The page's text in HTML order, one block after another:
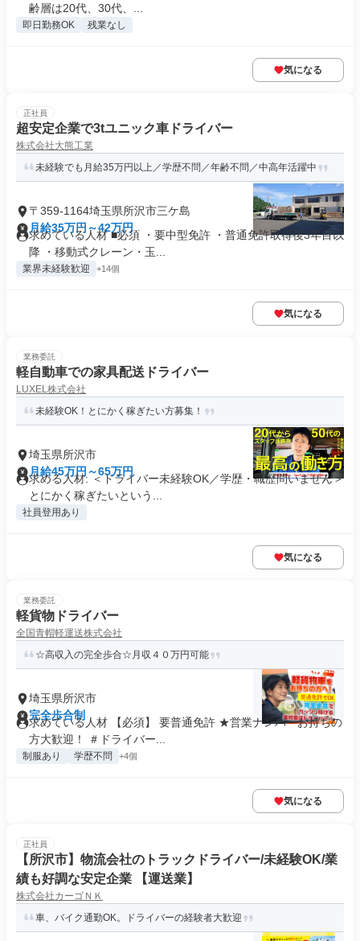
齢層は20代、30代、...
即日勤務OK 残業なし
気になる
正社員
超安定企業で3tユニック車ドライバー
株式会社大熊工業
未経験でも月給35万円以上／学歴不問／年齢不問／中高年活躍中
〒359-1164埼玉県所沢市三ケ島
月給35万円～42万円
求めている人材 ■必須 ・要中型免許 ・普通免許取得後3年目以
降 ・移動式クレーン・玉...
業界未経験歓迎 +14個
気になる
業務委託
軽自動車での家具配送ドライバー
LUXEL株式会社
未経験OK！とにかく稼ぎたい方募集！
埼玉県所沢市
月給45万円～65万円
求める人材: ＜ドライバー未経験OK／学歴・職歴問いません＞
とにかく稼ぎたいという...
社員登用あり
気になる
業務委託
軽貨物ドライバー
全国青帽軽運送株式会社
☆高収入の完全歩合☆月収４０万円可能
埼玉県所沢市
完全歩合制
求めている人材 【必須】 要普通免許 ★営業ナンバーお持ちの
方大歓迎！ ＃ドライバー...
制服あり 学歴不問 +4個
気になる
正社員
【所沢市】物流会社のトラックドライバー/未経験OK/業
績も好調な安定企業 【運送業】
株式会社カーゴＮＫ
車、バイク通勤OK。ドライバーの経験者大歓迎